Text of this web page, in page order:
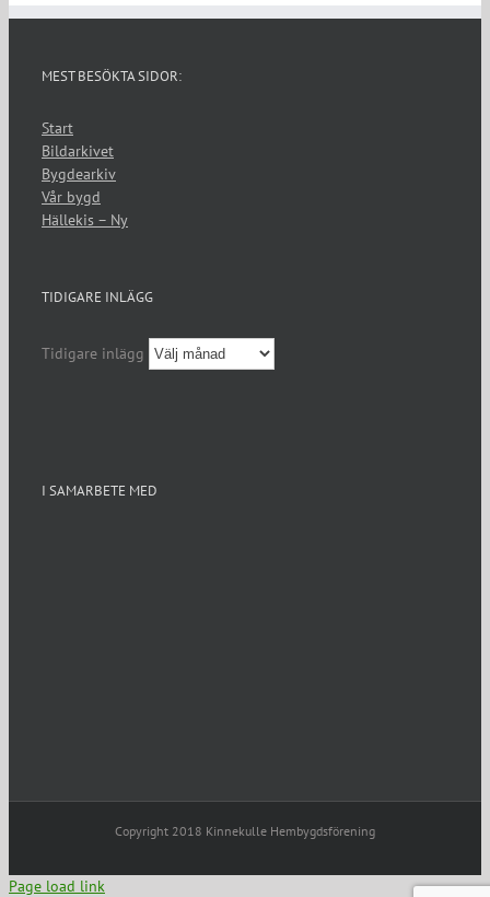
MEST BESÖKTA SIDOR:
Start
Bildarkivet
Bygdearkiv
Vår bygd
Hällekis – Ny
TIDIGARE INLÄGG
Tidigare inlägg
I SAMARBETE MED
Copyright 2018 Kinnekulle Hembygdsförening
Page load link